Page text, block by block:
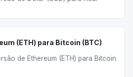
(ETH) para Bitcoin (BTC)
de Ethereum (ETH) para Bitcoin